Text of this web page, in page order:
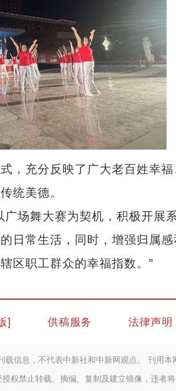
充分反映了广大老百姓幸福
统美德。
场舞大赛为契机，积极开展
日常生活，同时，增强归属
区职工群众的幸福指数。”
] 供稿服务 法律声明
载信息，不代表中新社和中新网观点。 刊用本
授权禁止转载、摘编、复制及建立镜像，违者将